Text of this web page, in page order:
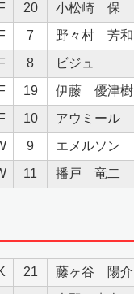
20
小松崎 保
7
野々村 芳和
8
ビジュ
19
伊藤 優津樹
10
アウミール
9
エメルソン
11 播戸 竜二
21
藤ヶ谷 陽介